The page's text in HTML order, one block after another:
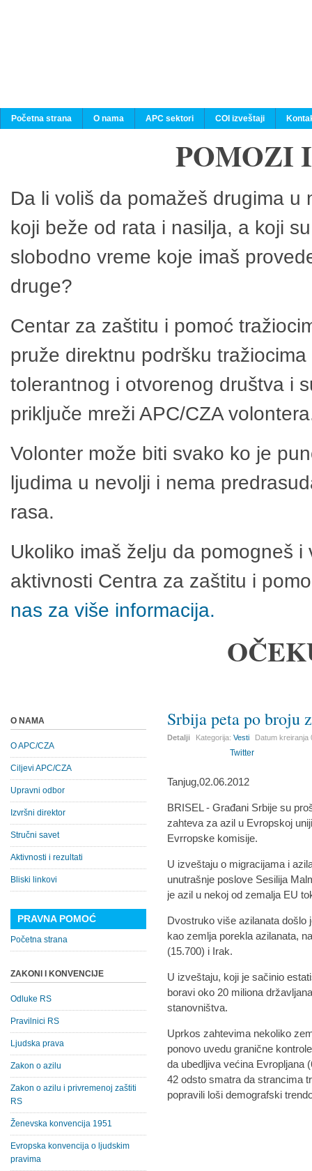
Početna strana O nama APC sektori COI izveštaji
POMOZI
Da li voliš da pomažeš drugima
koji beže od rata i nasilja, a koji
slobodno vreme koje imaš
druge?
Centar za zaštitu i pomoć
pruže direktnu podršku
tolerantnog i otvorenog društva i
priključe mreži APC/CZA
Volonter može biti svako ko je
ljudima u nevolji i nema
rasa.
Ukoliko imaš želju da pomogneš
aktivnosti Centra za zaštitu i
nas za više informacija.
Srbija peta po broju
Detalji Kategorija:Vesti Datum kreiranja
Twitter
Tanjug,02.06.2012
BRISEL - Građani Srbije su
zahteva za azil u Evropskoj
Evrropske komisije.
U izveštaju o migracijama i
unutrašnje poslove Sesilija
je azil u nekoj od zemalja EU
Dvostruko više azilanata došlo
kao zemlja porekla azilanata,
(15.700) i Irak.
U izveštaju, koji je sačinio
boravi oko 20 miliona
stanovništva.
Uprkos zahtevima nekoliko
ponovo uvedu granične
da ubedljiva većina Evropljana
42 odsto smatra da strancima
popravili loši demografski
O NAMA
O APC/CZA
Ciljevi APC/CZA
Upravni odbor
Izvršni direktor
Stručni savet
Aktivnosti i rezultati
Bliski linkovi
PRAVNA POMOĆ
Početna strana
ZAKONI I KONVENCIJE
Odluke RS
Pravilnici RS
Ljudska prava
Zakon o azilu
Zakon o azilu i privremenoj zaštiti
RS
Ženevska konvencija 1951
Evropska konvencija o ljudskim
pravima